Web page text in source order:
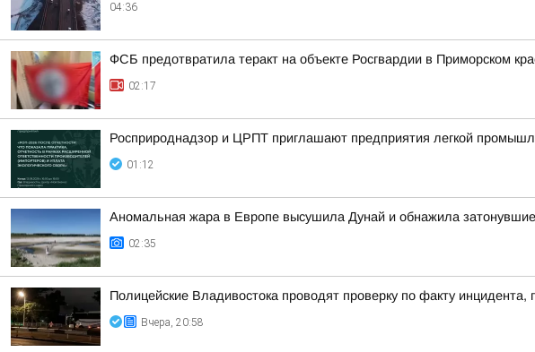
04:36
ФСБ предотвратила теракт на объекте Росгвардии в Приморском
02:17
Росприроднадзор и ЦРПТ приглашают предприятия легкой
01:12
Аномальная жара в Европе высушила Дунай и обнажила
02:35
Полицейские Владивостока проводят проверку по факту
Вчера, 20:58